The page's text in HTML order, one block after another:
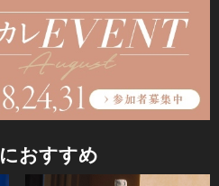
おすすめ